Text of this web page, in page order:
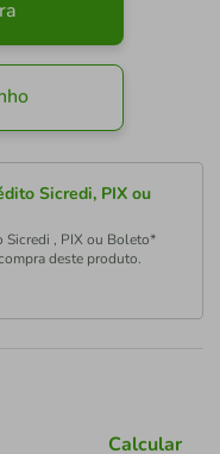
Sicredi, PIX ou
Sicredi , PIX ou Boleto*
deste produto.
Calcular